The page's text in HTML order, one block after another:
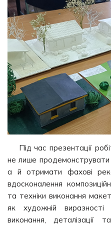
Під час презентації
не лише продемонструвати
а й отримати фахові
вдосконалення
та техніки виконання
як художній
виконання, деталізації